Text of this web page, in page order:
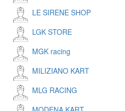
LE SIRENE SHOP
LGK STORE
MGK racing
MILIZIANO KART
MLG RACING